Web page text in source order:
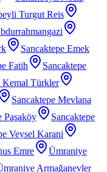
Turgut Reis
Sancaktepe Emek
Fatih
Sancaktepe
Kemal Türkler
Sancaktepe Mevlana
Paşaköy
Sancaktepe
Veysel Karani
Emre
Ümraniye
Armağanevler